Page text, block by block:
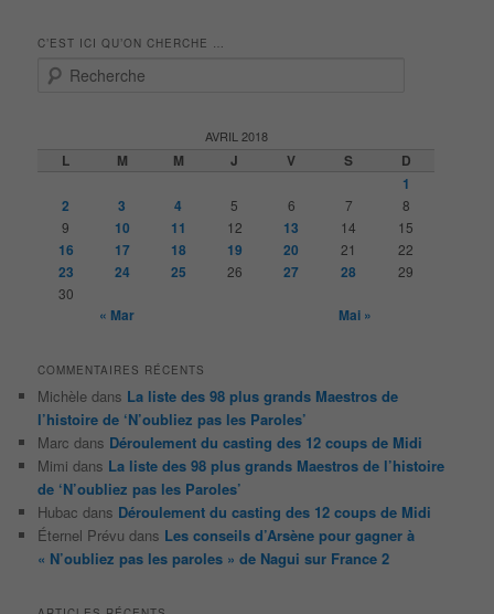
C’EST ICI QU’ON CHERCHE …
AVRIL 2018
L M M J V S
D
1
2
3 4 5 6 7
8
9
10 11 12 13 14 15
16 17 18 19 20 21 22
23 24 25 26 27 28
29
30
« Mar Mai »
COMMENTAIRES RÉCENTS
Michèle dans La liste des 98 plus grands Maestros de
l’histoire de ‘N’oubliez pas les Paroles’
Marc dans Déroulement du casting des 12 coups de Midi
Mimi dans La liste des 98 plus grands Maestros de l’histoire
de ‘N’oubliez pas les Paroles’
Hubac dans Déroulement du casting des 12 coups de Midi
Éternel Prévu dans Les conseils d’Arsène pour gagner à
« N’oubliez pas les paroles » de Nagui sur France 2